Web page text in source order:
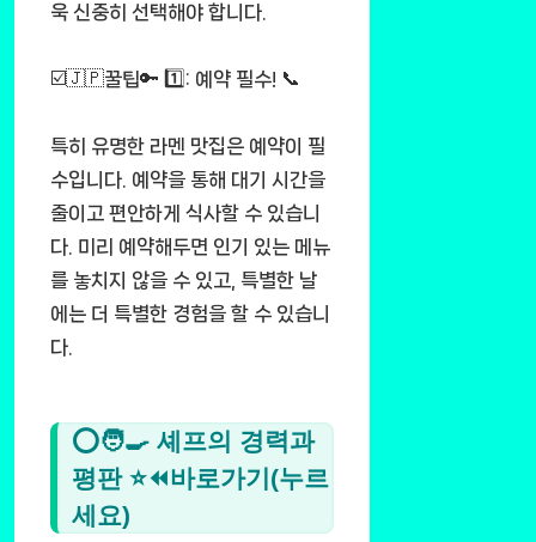
욱 신중히 선택해야 합니다.
☑️🇯🇵꿀팁🔑 1️⃣: 예약 필수! 📞
특히 유명한 라멘 맛집은 예약이 필
수입니다. 예약을 통해 대기 시간을
줄이고 편안하게 식사할 수 있습니
다. 미리 예약해두면 인기 있는 메뉴
를 놓치지 않을 수 있고, 특별한 날
에는 더 특별한 경험을 할 수 있습니
다.
⭕🧑‍🍳 셰프의 경력과
평판 ⭐⏪바로가기(누르
세요)